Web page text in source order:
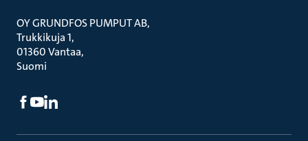
OY GRUNDFOS PUMPUT AB
Trukkikuja 1
01360 Vantaa
Suomi